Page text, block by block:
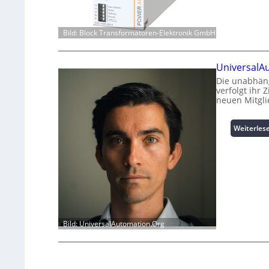
Bild: Block Transformatoren-Elektronik GmbH
Bild: UniversalAutomation.Org
Die
verfolgt ihr
neuen